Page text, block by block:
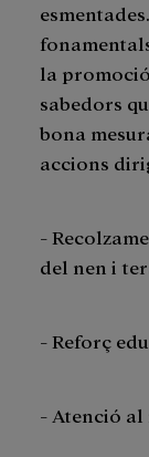
la
sabedors
bona
accions
-
del nen i
- Reforç
- Atenció